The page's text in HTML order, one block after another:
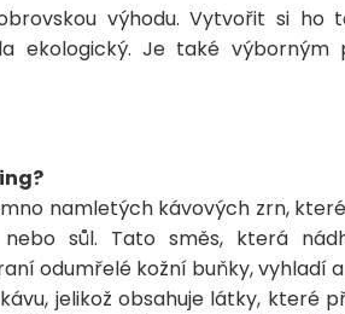
výhodu. Vytvořit si ho
ekologický. Je také výborným
namletých kávových zrn,
sůl. Tato směs, která
odumřelé kožní buňky, vyhladí
jelikož obsahuje látky, které